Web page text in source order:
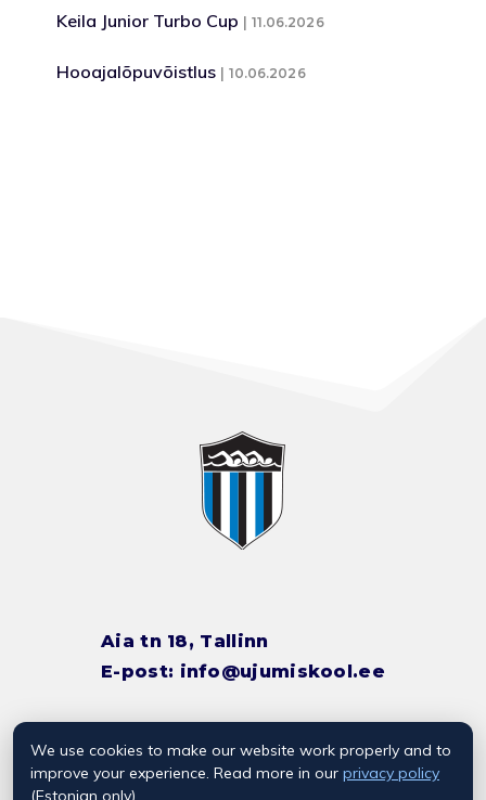
Keila Junior Turbo Cup 11.06.2026
Hooajalõpuvõistlus 10.06.2026
Aia tn 18, Tallinn
E-post: info@ujumiskool.ee
TREENERITE KONTAKTID
We use cookies to make our website work properly and to
improve your experience. Read more in our privacy policy
(Estonian only).